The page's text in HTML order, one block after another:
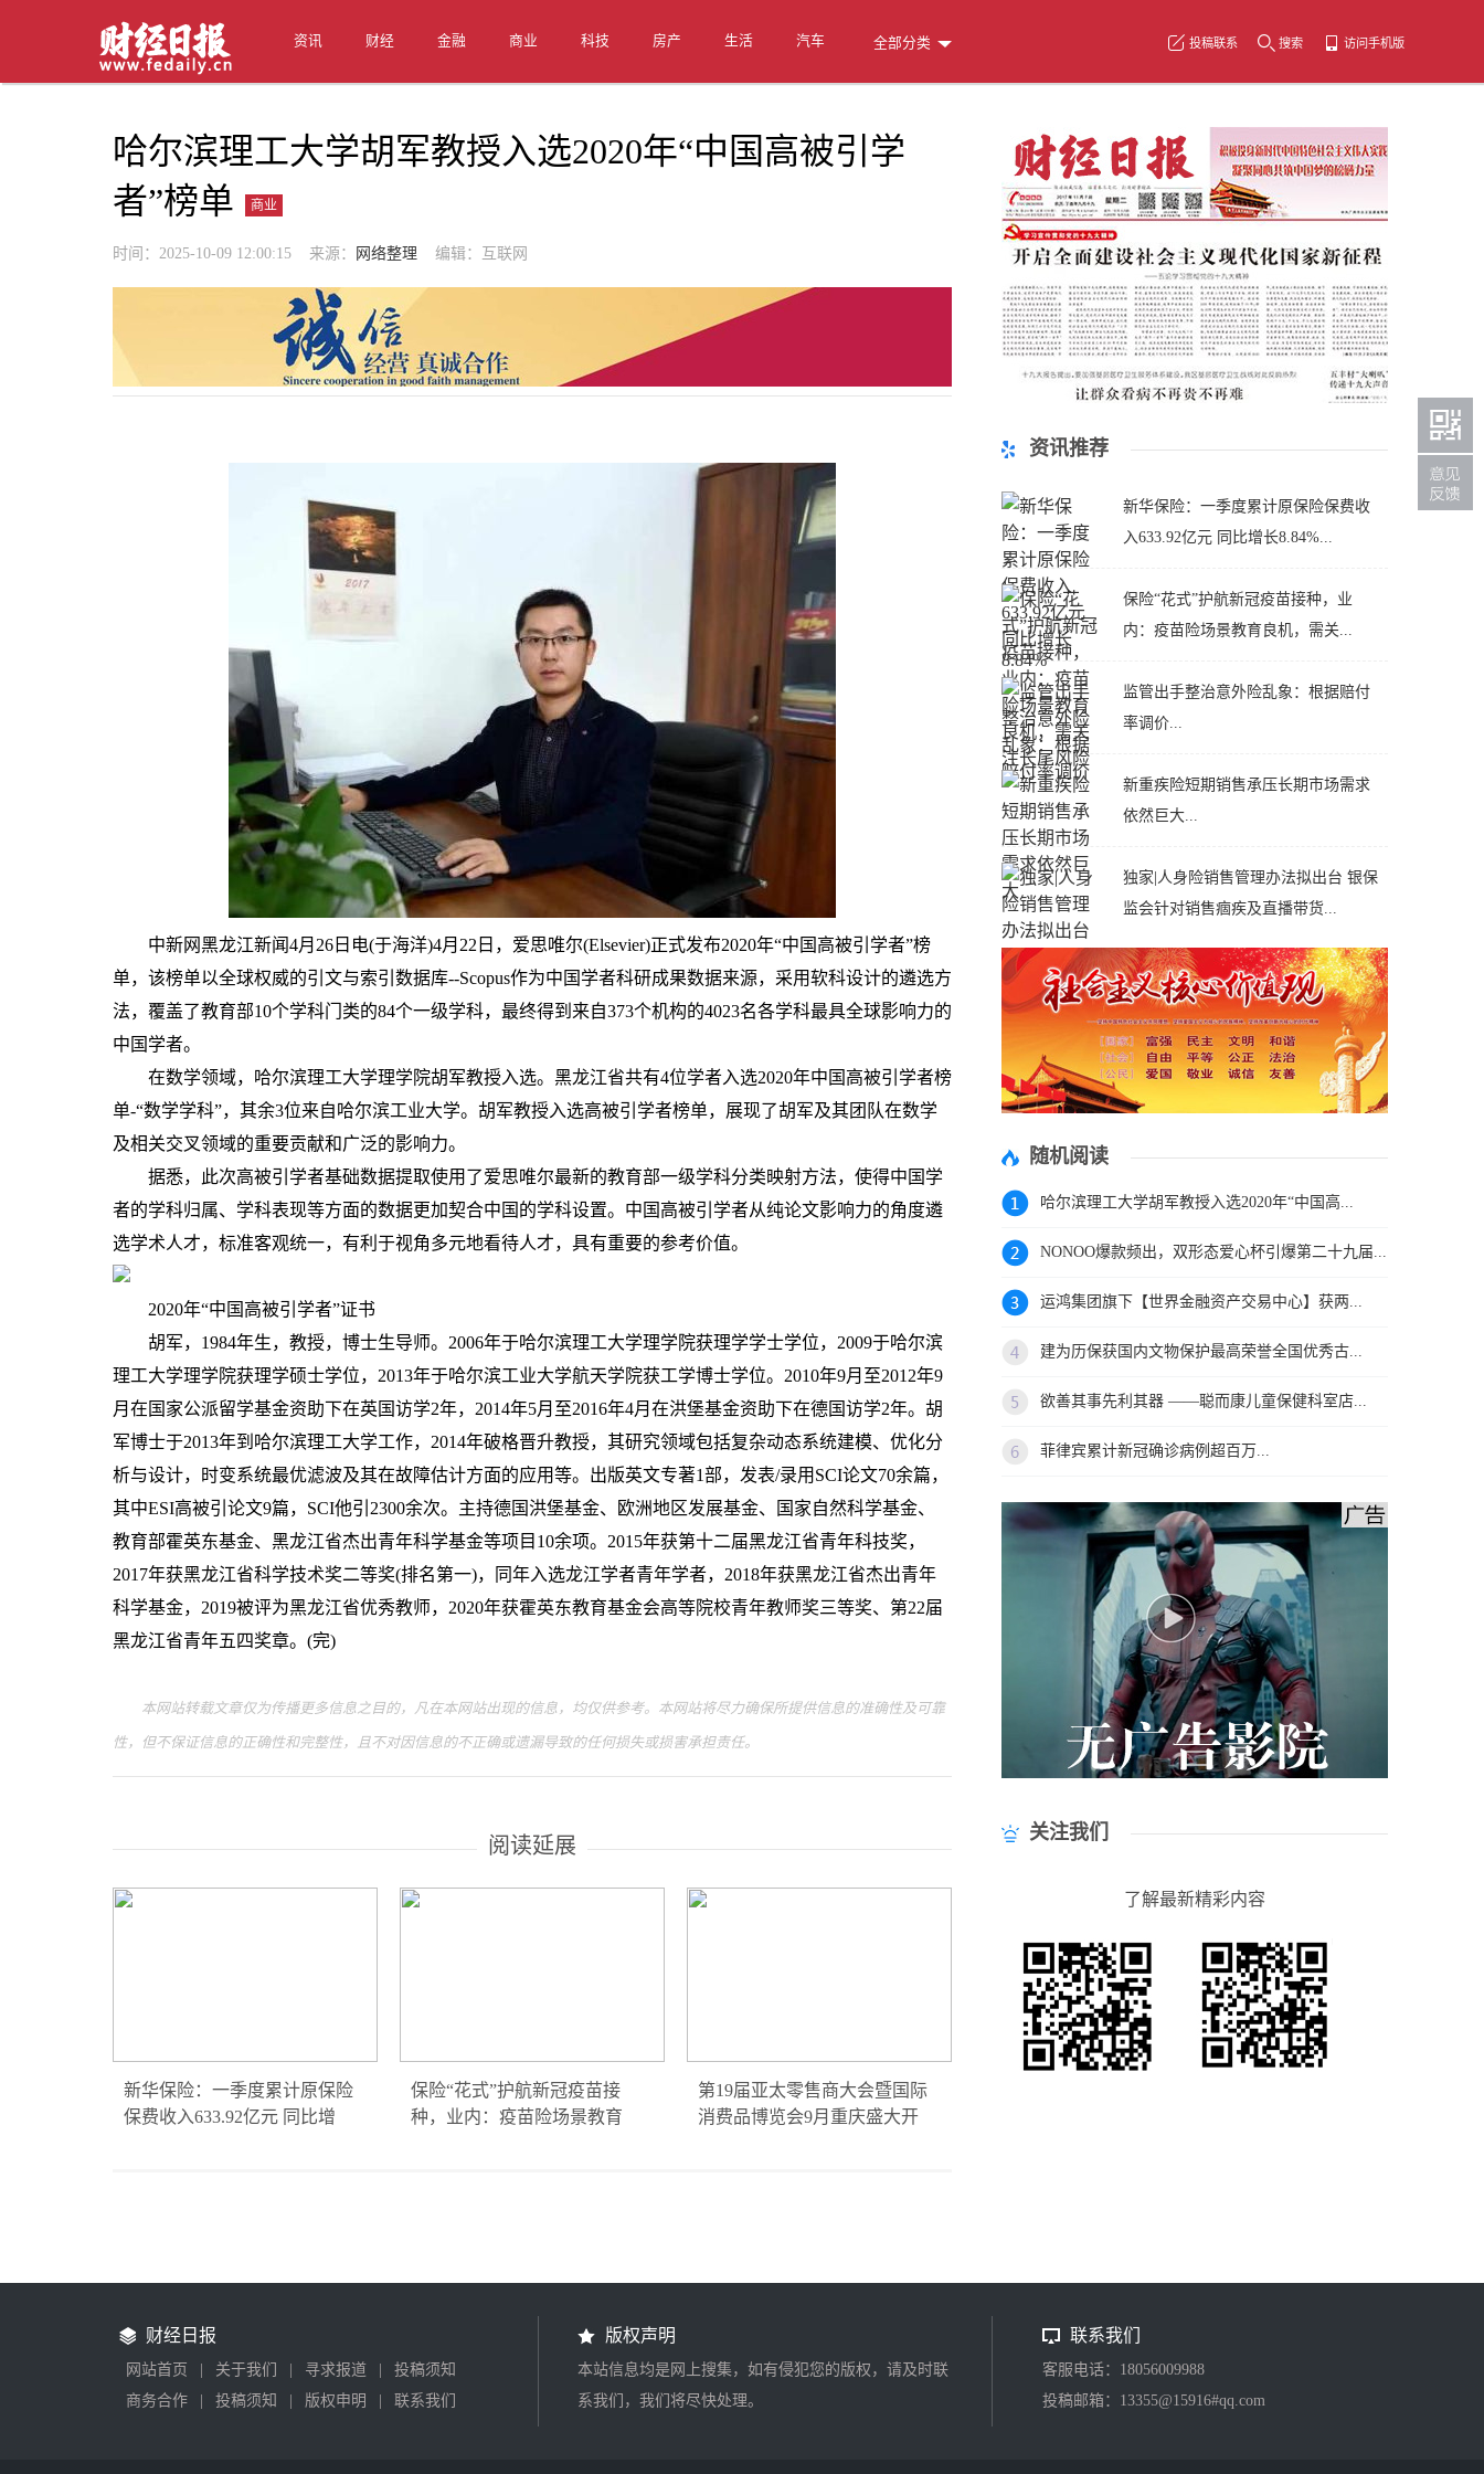
资讯 财经 金融 商业 科技 房产 生活 汽车 全部分类 访问手机版
搜索
投稿联系
哈尔滨理工大学胡军教授入选2020年“中国高被引学
者”榜单
商业
时间：2025-10-09 12:00:15 来源： 网络整理 编辑：互联网
中新网黑龙江新闻4月26日电(于海洋)4月22日，爱思唯尔(Elsevier)正式发布2020年“中国高被引学者”榜
单，该榜单以全球权威的引文与索引数据库--Scopus作为中国学者科研成果数据来源，采用软科设计的遴选方
法，覆盖了教育部10个学科门类的84个一级学科，最终得到来自373个机构的4023名各学科最具全球影响力的
中国学者。
在数学领域，哈尔滨理工大学理学院胡军教授入选。黑龙江省共有4位学者入选2020年中国高被引学者榜
单-“数学学科”，其余3位来自哈尔滨工业大学。胡军教授入选高被引学者榜单，展现了胡军及其团队在数学
及相关交叉领域的重要贡献和广泛的影响力。
据悉，此次高被引学者基础数据提取使用了爱思唯尔最新的教育部一级学科分类映射方法，使得中国学
者的学科归属、学科表现等方面的数据更加契合中国的学科设置。中国高被引学者从纯论文影响力的角度遴
选学术人才，标准客观统一，有利于视角多元地看待人才，具有重要的参考价值。
2020年“中国高被引学者”证书
胡军，1984年生，教授，博士生导师。2006年于哈尔滨理工大学理学院获理学学士学位，2009于哈尔滨
理工大学理学院获理学硕士学位，2013年于哈尔滨工业大学航天学院获工学博士学位。2010年9月至2012年9
月在国家公派留学基金资助下在英国访学2年，2014年5月至2016年4月在洪堡基金资助下在德国访学2年。胡
军博士于2013年到哈尔滨理工大学工作，2014年破格晋升教授，其研究领域包括复杂动态系统建模、优化分
析与设计，时变系统最优滤波及其在故障估计方面的应用等。出版英文专著1部，发表/录用SCI论文70余篇，
其中ESI高被引论文9篇，SCI他引2300余次。主持德国洪堡基金、欧洲地区发展基金、国家自然科学基金、
教育部霍英东基金、黑龙江省杰出青年科学基金等项目10余项。2015年获第十二届黑龙江省青年科技奖，
2017年获黑龙江省科学技术奖二等奖(排名第一)，同年入选龙江学者青年学者，2018年获黑龙江省杰出青年
科学基金，2019被评为黑龙江省优秀教师，2020年获霍英东教育基金会高等院校青年教师奖三等奖、第22届
黑龙江省青年五四奖章。(完)
本网站转载文章仅为传播更多信息之目的，凡在本网站出现的信息，均仅供参考。本网站将尽力确保所提供信息的准确性及可靠
性，但不保证信息的正确性和完整性，且不对因信息的不正确或遗漏导致的任何损失或损害承担责任。
阅读延展
新华保险：一季度累计原保险
保费收入633.92亿元 同比增
保险“花式”护航新冠疫苗接
种，业内：疫苗险场景教育
第19届亚太零售商大会暨国际
消费品博览会9月重庆盛大开
资讯推荐
新华保险：一季度累计原保险保费收
入633.92亿元 同比增长8.84%...
保险“花式”护航新冠疫苗接种，业
内：疫苗险场景教育良机，需关...
监管出手整治意外险乱象：根据赔付
率调价...
新重疾险短期销售承压长期市场需求
依然巨大...
独家|人身险销售管理办法拟出台 银保
监会针对销售痼疾及直播带货...
随机阅读
哈尔滨理工大学胡军教授入选2020年“中国高...
NONOO爆款频出，双形态爱心杯引爆第二十九届...
运鸿集团旗下【世界金融资产交易中心】获两...
建为历保获国内文物保护最高荣誉全国优秀古...
欲善其事先利其器 ——聪而康儿童保健科室店...
菲律宾累计新冠确诊病例超百万...
关注我们
了解最新精彩内容
财经日报
网站首页 关于我们 寻求报道
投稿须知
商务合作
投稿须知 版权申明 联系我们
版权声明
本站信息均是网上搜集，如有侵犯您的版权，请及时联
系我们，我们将尽快处理。
联系我们
客服电话：18056009988
投稿邮箱：13355@15916#qq.com